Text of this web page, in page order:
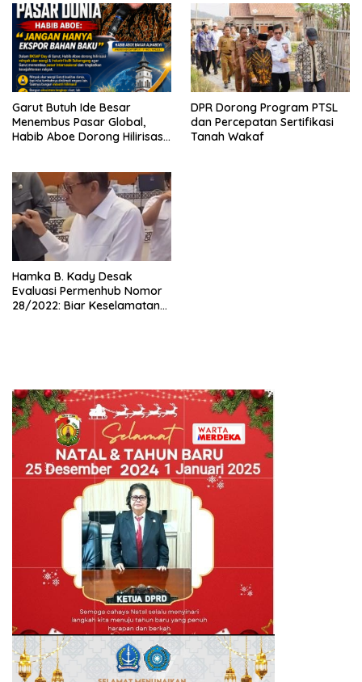
Garut Butuh Ide Besar
Menembus Pasar Global,
Habib Aboe Dorong Hilirisasi
DPR Dorong Program PTSL
dan Percepatan Sertifikasi
Tanah Wakaf
Hamka B. Kady Desak
Evaluasi Permenhub Nomor
28/2022: Biar Keselamatan